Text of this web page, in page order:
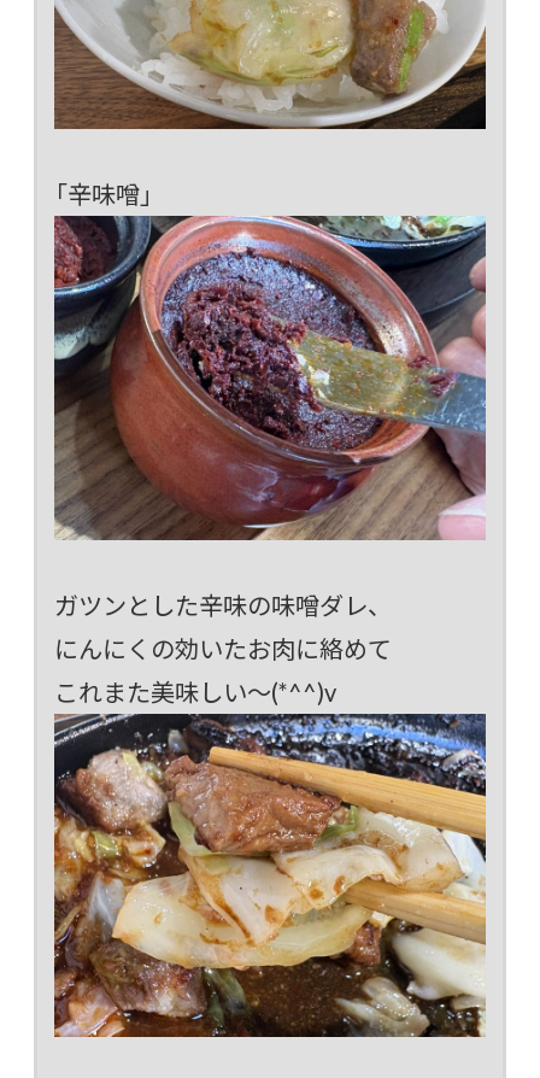
「辛味噌」
ガツンとした辛味の味噌ダレ、
にんにくの効いたお肉に絡めて
これまた美味しい～(*^^)v